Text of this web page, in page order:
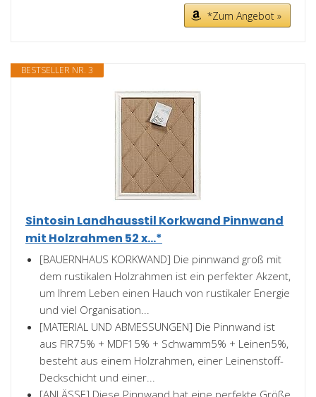
*Zum Angebot »
BESTSELLER NR. 3
Sintosin Landhausstil Korkwand Pinnwand
mit Holzrahmen 52 x...*
[BAUERNHAUS KORKWAND] Die pinnwand groß mit
dem rustikalen Holzrahmen ist ein perfekter Akzent,
um Ihrem Leben einen Hauch von rustikaler Energie
und viel Organisation...
[MATERIAL UND ABMESSUNGEN] Die Pinnwand ist
aus FIR75% + MDF15% + Schwamm5% + Leinen5%,
besteht aus einem Holzrahmen, einer Leinenstoff-
Deckschicht und einer...
[ANLÄSSE] Diese Pinnwand hat eine perfekte Größe